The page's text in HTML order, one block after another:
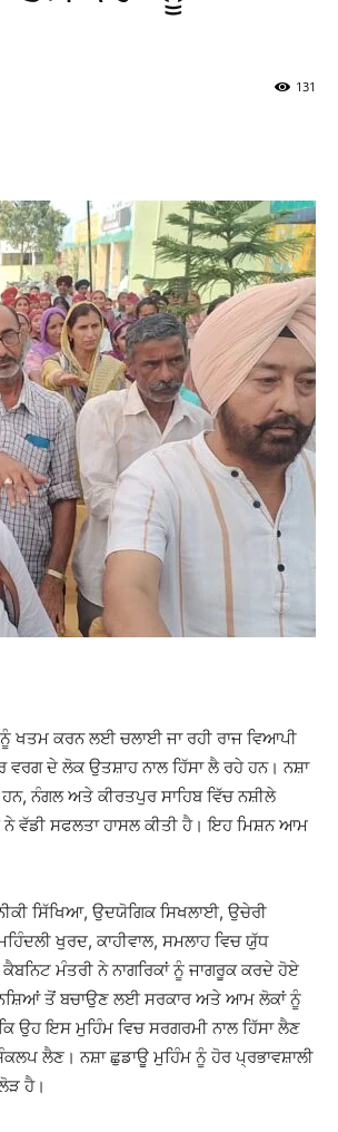
131
ਖਤਮ ਕਰਨ ਲਈ ਚਲਾਈ ਜਾ ਰਹੀ ਰਾਜ ਵਿਆਪੀ
ਦੇ ਲੋਕ ਉਤਸ਼ਾਹ ਨਾਲ ਹਿੱਸਾ ਲੈ ਰਹੇ ਹਨ। ਨਸ਼ਾ
ਨੰਗਲ ਅਤੇ ਕੀਰਤਪੁਰ ਸਾਹਿਬ ਵਿੱਚ ਨਸ਼ੀਲੇ
ਵੱਡੀ ਸਫਲਤਾ ਹਾਸਲ ਕੀਤੀ ਹੈ। ਇਹ ਮਿਸ਼ਨ ਆਮ
ਸਿੱਖਿਆ, ਉਦਯੋਗਿਕ ਸਿਖਲਾਈ, ਉਚੇਰੀ
ਖੁਰਦ, ਕਾਹੀਵਾਲ, ਸਮਲਾਹ ਵਿਚ ਯੁੱਧ
ਮੰਤਰੀ ਨੇ ਨਾਗਰਿਕਾਂ ਨੂੰ ਜਾਗਰੂਕ ਕਰਦੇ ਹੋਏ
ਨਸ਼ਿਆਂ ਤੋਂ ਬਚਾਉਣ ਲਈ ਸਰਕਾਰ ਅਤੇ ਆਮ ਲੋਕਾਂ ਨੂੰ
ਉਹ ਇਸ ਮੁਹਿੰਮ ਵਿਚ ਸਰਗਰਮੀ ਨਾਲ ਹਿੱਸਾ ਲੈਣ
ਲੈਣ। ਨਸ਼ਾ ਛੁਡਾਊ ਮੁਹਿੰਮ ਨੂੰ ਹੋਰ ਪ੍ਰਭਾਵਸ਼ਾਲੀ
ਹੈ।